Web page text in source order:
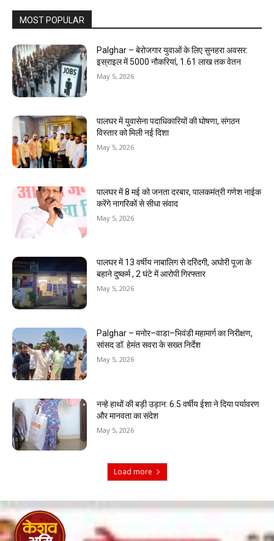
MOST POPULAR
Palghar – बेरोजगार युवाओं के लिए सुनहरा अवसर:
इस्राइल में 5000 नौकरियां, ₹1.61 लाख तक वेतन
May 5, 2026
पालघर में युवासेना पदाधिकारियों की घोषणा, संगठन
विस्तार को मिली नई दिशा
May 5, 2026
पालघर में 8 मई को जनता दरबार, पालकमंत्री गणेश नाईक
करेंगे नागरिकों से सीधा संवाद
May 5, 2026
पालघर में 13 वर्षीय नाबालिग से दरिंदगी, अघोरी पूजा के
बहाने दुष्कर्म , 2 घंटे में आरोपी गिरफ्तार
May 5, 2026
Palghar – मनोर–वाडा–भिवंडी महामार्ग का निरीक्षण,
सांसद डॉ. हेमंत सवरा के सख्त निर्देश
May 5, 2026
नन्हे हाथों की बड़ी उड़ान: 6.5 वर्षीय ईशा ने दिया पर्यावरण
और मानवता का संदेश
May 5, 2026
Load more